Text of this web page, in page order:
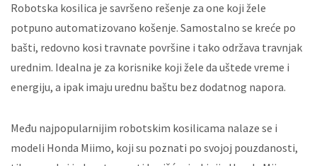
Robotska kosilica je savršeno rešenje za one koji žele
potpuno automatizovano košenje. Samostalno se kreće po
bašti, redovno kosi travnate površine i tako održava travnjak
urednim. Idealna je za korisnike koji žele da uštede vreme i
energiju, a ipak imaju urednu baštu bez dodatnog napora.
Među najpopularnijim robotskim kosilicama nalaze se i
modeli Honda Miimo, koji su poznati po svojoj pouzdanosti,